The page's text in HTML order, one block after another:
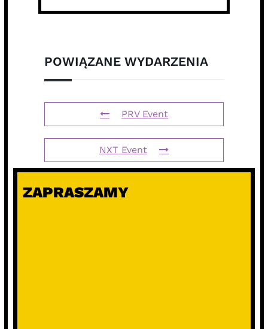
POWIĄZANE WYDARZENIA
PRV Event
NXT Event
ZAPRASZAMY